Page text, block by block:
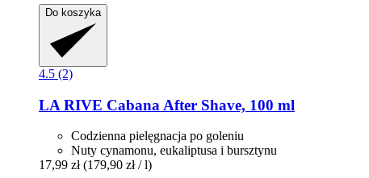
Do koszyka
4.5 (2)
LA RIVE Cabana After Shave, 100 ml
Codzienna pielęgnacja po goleniu
Nuty cynamonu, eukaliptusa i bursztynu
17,99 zł (179,90 zł / l)